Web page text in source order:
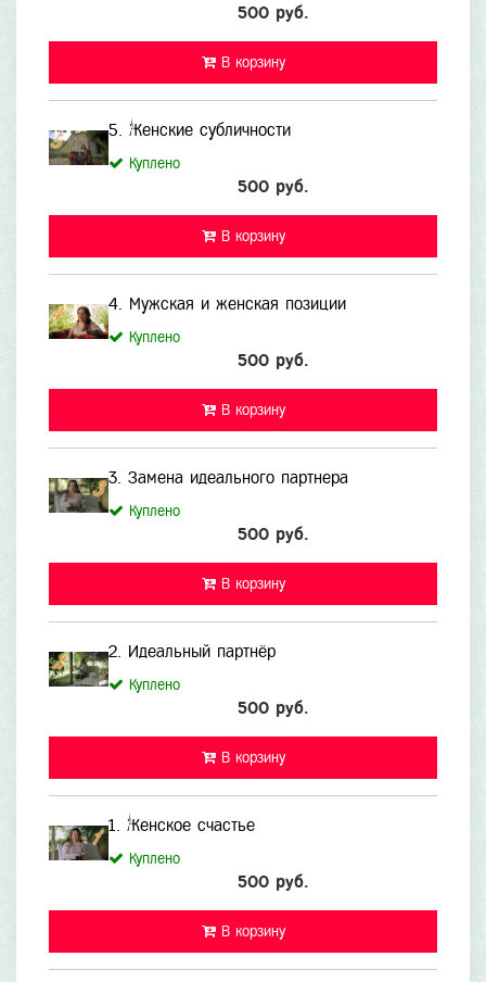
500 руб.
В корзину
5. Женские субличности
Куплено
500 руб.
В корзину
4. Мужская и женская позиции
Куплено
500 руб.
В корзину
3. Замена идеального партнера
Куплено
500 руб.
В корзину
2. Идеальный партнёр
Куплено
500 руб.
В корзину
1. Женское счастье
Куплено
500 руб.
В корзину